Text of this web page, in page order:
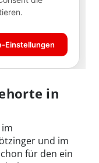
in
und im
für den ein